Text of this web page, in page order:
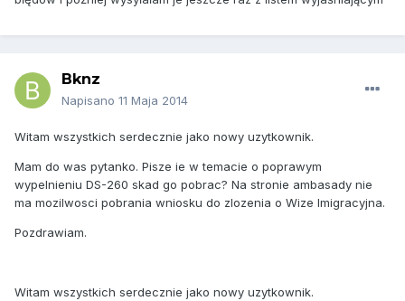
Bknz
Napisano 11 Maja 2014
Witam wszystkich serdecznie jako nowy uzytkownik.
Mam do was pytanko. Pisze ie w temacie o poprawym
wypelnieniu DS-260 skad go pobrac? Na stronie ambasady nie
ma mozilwosci pobrania wniosku do zlozenia o Wize Imigracyjna.
Pozdrawiam.
Witam wszystkich serdecznie jako nowy uzytkownik.